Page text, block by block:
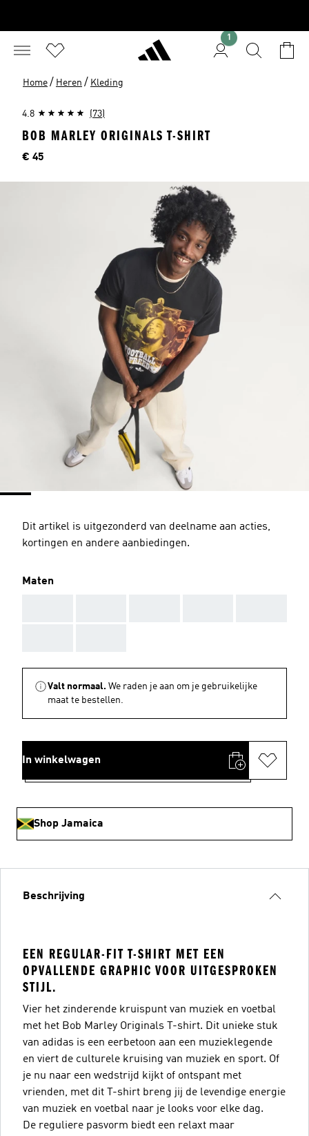
1
Home / Heren / Kleding
4.8 (73)
BOB MARLEY ORIGINALS T-SHIRT
Price
€ 45
Dit artikel is uitgezonderd van deelname aan acties,
kortingen en andere aanbiedingen.
Maten
Valt normaal. We raden je aan om je gebruikelijke
maat te bestellen.
In winkelwagen
Shop Jamaica
Beschrijving
EEN REGULAR-FIT T-SHIRT MET EEN
OPVALLENDE GRAPHIC VOOR UITGESPROKEN
STIJL.
Vier het zinderende kruispunt van muziek en voetbal
met het Bob Marley Originals T-shirt. Dit unieke stuk
van adidas is een eerbetoon aan een muzieklegende
en viert de culturele kruising van muziek en sport. Of
je nu naar een wedstrijd kijkt of ontspant met
vrienden, met dit T-shirt breng jij de levendige energie
van muziek en voetbal naar je looks voor elke dag.
De reguliere pasvorm biedt een relaxt maar